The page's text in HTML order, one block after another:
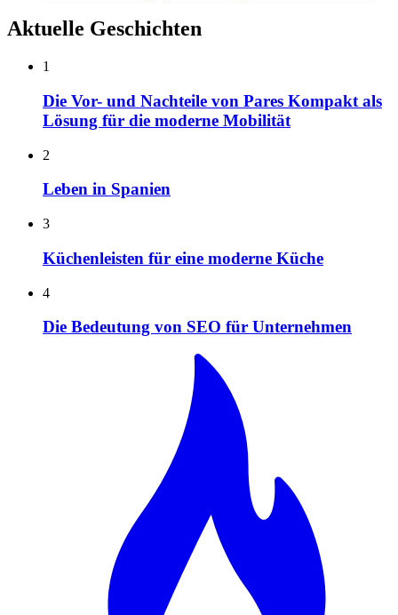
Aktuelle Geschichten
1
Die Vor- und Nachteile von Pares Kompakt als
Lösung für die moderne Mobilität
2
Leben in Spanien
3
Küchenleisten für eine moderne Küche
4
Die Bedeutung von SEO für Unternehmen